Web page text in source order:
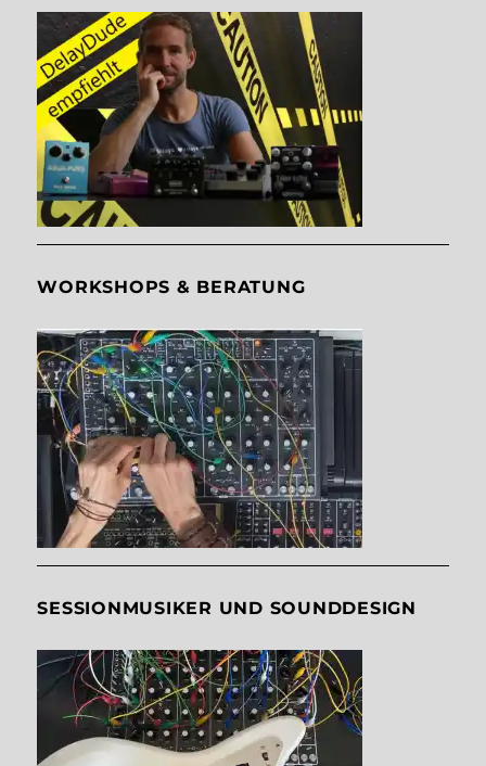
WORKSHOPS & BERATUNG
SESSIONMUSIKER UND SOUNDDESIGN